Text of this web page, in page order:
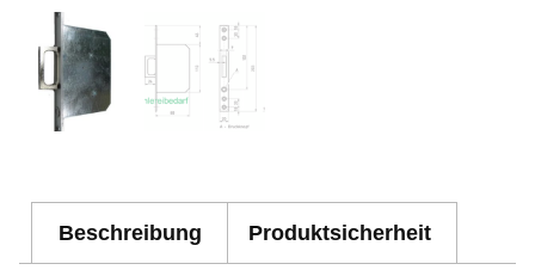
Beschreibung Produktsicherheit